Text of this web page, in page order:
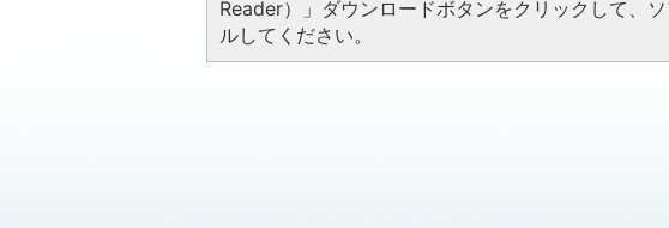
Reader）」ダウンロードボタンをクリックして、
ルしてください。